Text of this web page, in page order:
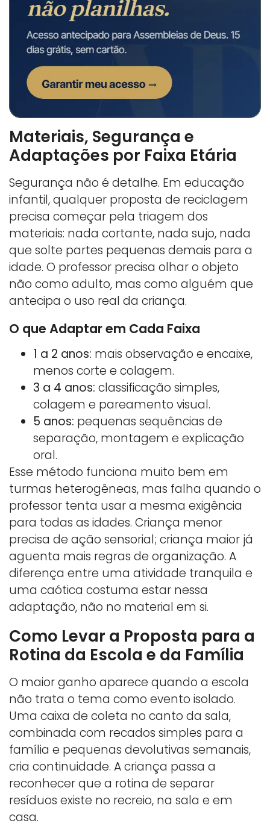
Materiais, Segurança e
Adaptações por Faixa Etária
Segurança não é detalhe. Em educação
infantil, qualquer proposta de reciclagem
precisa começar pela triagem dos
materiais: nada cortante, nada sujo, nada
que solte partes pequenas demais para a
idade. O professor precisa olhar o objeto
não como adulto, mas como alguém que
antecipa o uso real da criança.
O que Adaptar em Cada Faixa
1 a 2 anos: mais observação e encaixe,
menos corte e colagem.
3 a 4 anos: classificação simples,
colagem e pareamento visual.
5 anos: pequenas sequências de
separação, montagem e explicação
oral.
Esse método funciona muito bem em
turmas heterogêneas, mas falha quando o
professor tenta usar a mesma exigência
para todas as idades. Criança menor
precisa de ação sensorial; criança maior já
aguenta mais regras de organização. A
diferença entre uma atividade tranquila e
uma caótica costuma estar nessa
adaptação, não no material em si.
Como Levar a Proposta para a
Rotina da Escola e da Família
O maior ganho aparece quando a escola
não trata o tema como evento isolado.
Uma caixa de coleta no canto da sala,
combinada com recados simples para a
família e pequenas devolutivas semanais,
cria continuidade. A criança passa a
reconhecer que a rotina de separar
resíduos existe no recreio, na sala e em
casa.